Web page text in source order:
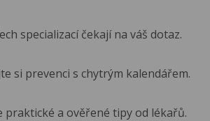
specializací čekají na váš dotaz.
si prevenci s chytrým kalendářem.
praktické a ověřené tipy od lékařů.